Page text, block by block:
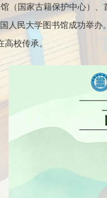
（国家古籍保护中心）
人民大学图书馆成功举
校传承。